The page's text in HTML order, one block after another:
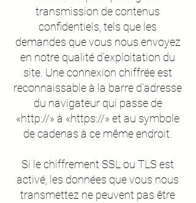
transmission de contenus
confidentiels, tels que les
demandes que vous nous envoyez
en notre qualité d’exploitation du
site. Une connexion chiffrée est
reconnaissable à la barre d’adresse
du navigateur qui passe de
«http://» à «https://» et au symbole
de cadenas à ce même endroit.
Si le chiffrement SSL ou TLS est
activé, les données que vous nous
transmettez ne peuvent pas être